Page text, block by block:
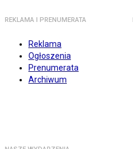
REKLAMA I PRENUMERATA
Reklama
Ogłoszenia
Prenumerata
Archiwum